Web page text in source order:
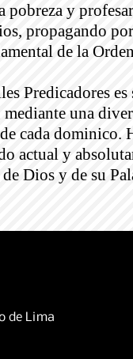
y
propagando
de la
Predicadores
una
cada
actual y
Dios y de su
de Lima